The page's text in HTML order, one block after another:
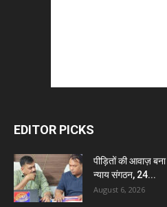
EDITOR PICKS
पीड़ितों की आवाज़
न्याय संगठन, 24...
August 6, 2026